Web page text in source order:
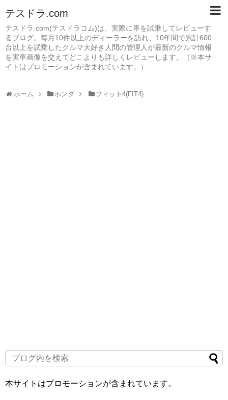
テスドラ.com
テスドラ.com(テスドラコム)は、実際に車を試乗してレビューす
るブログ。毎月10件以上のディーラーを訪れ、10年間で累計600
台以上を試乗したクルマ大好き人間の管理人が最新のクルマ情報
を実車画像を交えてどこよりも詳しくレビューします。（※本サ
イトはプロモーションが含まれています。）
ホーム ホンダ フィット4(FIT4)
本サイトはプロモーションが含まれています。